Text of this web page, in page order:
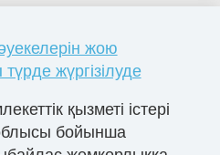
жою
жүргізілуде
қызметі істері
бойынша